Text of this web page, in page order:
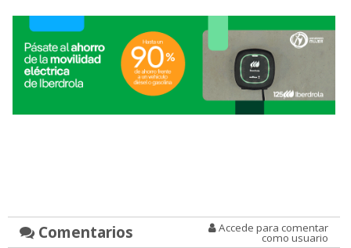
Comentarios Accede para comentar
como usuario